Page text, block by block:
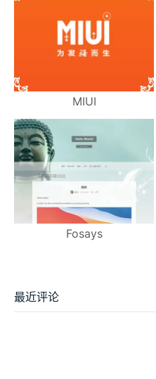
MIUI
Fosays
最近评论